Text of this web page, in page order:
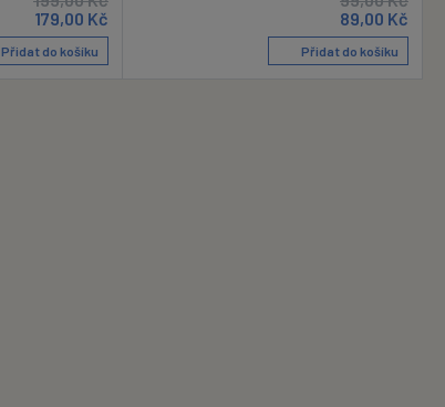
179,00 Kč
Přidat do košíku
89,00 Kč
Přidat do košíku